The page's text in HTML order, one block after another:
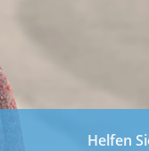
Helfen